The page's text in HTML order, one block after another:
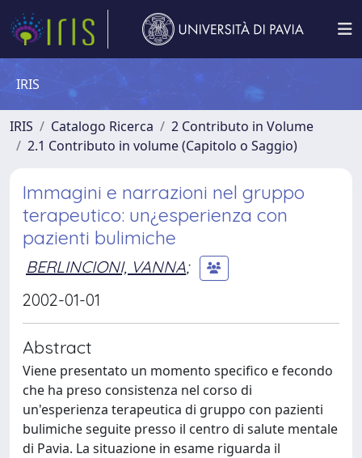
IRIS
IRIS Catalogo Ricerca
2 Contributo in Volume
2.1 Contributo in volume (Capitolo o Saggio)
Immagini e narrazioni nel gruppo
terapeutico: un¿esperienza con
pazienti bulimiche
BERLINCIONI, VANNA;
2002-01-01
Abstract
Viene presentato un momento specifico e fecondo
che ha preso consistenza nel corso di
un'esperienza terapeutica di gruppo con pazienti
bulimiche seguite presso il centro di salute mentale
di Pavia. La situazione in esame riguarda il